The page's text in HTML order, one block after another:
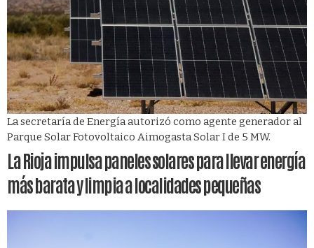
La secretaría de Energía autorizó como agente generador al
Parque Solar Fotovoltaico Aimogasta Solar I de 5 MW.
La Rioja impulsa paneles solares para llevar energía
más barata y limpia a localidades pequeñas